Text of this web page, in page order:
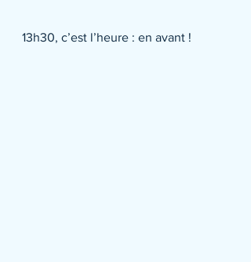
13h30, c’est l’heure : en avant !